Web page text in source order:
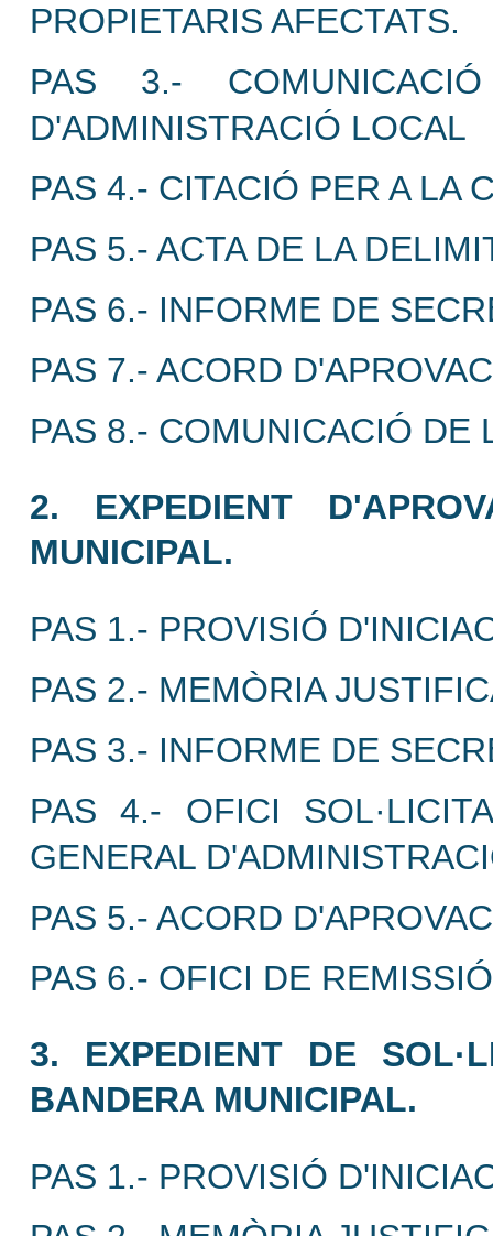
PROPIETARIS AFECTATS.
PAS 3.-
D'ADMINISTRACIÓ LOCAL
PAS 4.- CITACIÓ PER A LA
PAS 5.- ACTA DE LA
PAS 6.- INFORME DE
PAS 7.- ACORD
PAS 8.- COMUNICACIÓ DE
2. EXPEDIENT
MUNICIPAL.
PAS 1.- PROVISIÓ
PAS 2.- MEMÒRIA
PAS 3.- INFORME DE
PAS 4.- OFICI
GENERAL
PAS 5.- ACORD
PAS 6.- OFICI DE
3. EXPEDIENT DE
BANDERA MUNICIPAL.
PAS 1.- PROVISIÓ